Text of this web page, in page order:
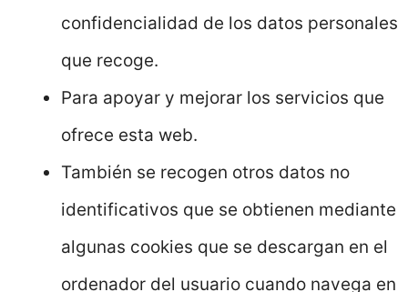
confidencialidad de los datos personales
que recoge.
Para apoyar y mejorar los servicios que
ofrece esta web.
También se recogen otros datos no
identificativos que se obtienen mediante
algunas cookies que se descargan en el
ordenador del usuario cuando navega en